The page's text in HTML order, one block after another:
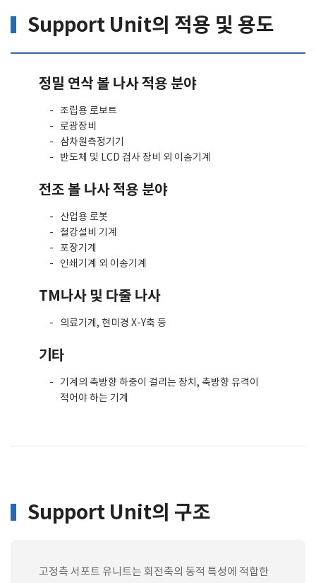
Support Unit의 적용 및 용도
정밀 연삭 볼 나사 적용 분야
조립용 로보트
로광장비
삼차원측정기기
반도체 및 LCD 검사 장비 외 이송기계
전조 볼 나사 적용 분야
산업용 로봇
철강설비 기계
포장기계
인쇄기계 외 이송기계
TM나사 및 다줄 나사
의료기계, 현미경 X-Y축 등
기타
기계의 축방향 하중이 걸리는 장치, 축방향 유격이
적어야 하는 기계
Support Unit의 구조
고정측 서포트 유니트는 회전축의 동적 특성에 적합한